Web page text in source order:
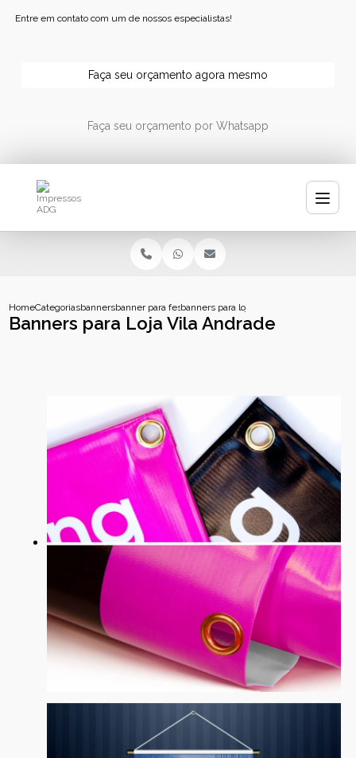
Entre em contato com um de nossos especialistas!
Faça seu orçamento agora mesmo
Faça seu orçamento por Whatsapp
HomeCategoriasbannersbanner para festabanners para loja vila andrade
Banners para Loja Vila Andrade